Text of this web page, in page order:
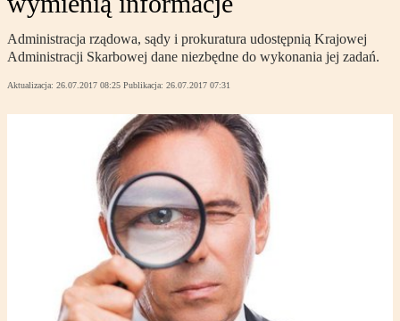
Administracja rządowa, sądy i prokuratura udostępnią Krajowej
Administracji Skarbowej dane niezbędne do wykonania jej zadań.
Aktualizacja: 26.07.2017 08:25 Publikacja: 26.07.2017 07:31